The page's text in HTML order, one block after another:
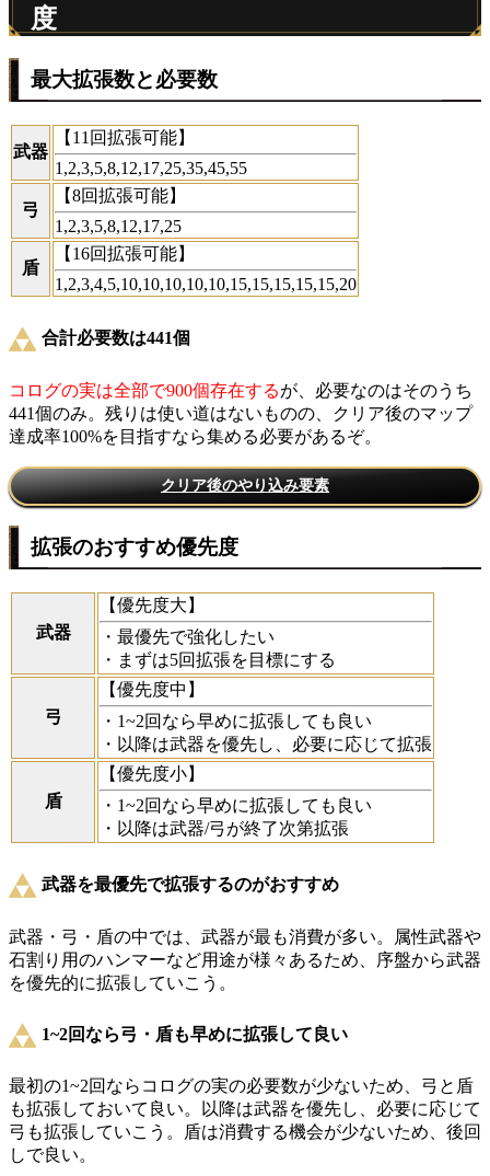
度
最大拡張数と必要数
武器
【11回拡張可能】
1,2,3,5,8,12,17,25,35,45,55
弓
【8回拡張可能】
1,2,3,5,8,12,17,25
盾
【16回拡張可能】
1,2,3,4,5,10,10,10,10,10,15,15,15,15,15,20
合計必要数は441個
コログの実は全部で900個存在するが、必要なのはそのうち
441個のみ。残りは使い道はないものの、クリア後のマップ
達成率100%を目指すなら集める必要があるぞ。
クリア後のやり込み要素
拡張のおすすめ優先度
武器
【優先度大】
・最優先で強化したい
・まずは5回拡張を目標にする
弓
【優先度中】
・1~2回なら早めに拡張しても良い
・以降は武器を優先し、必要に応じて拡張
盾
【優先度小】
・1~2回なら早めに拡張しても良い
・以降は武器/弓が終了次第拡張
武器を最優先で拡張するのがおすすめ
武器・弓・盾の中では、武器が最も消費が多い。属性武器や
石割り用のハンマーなど用途が様々あるため、序盤から武器
を優先的に拡張していこう。
1~2回なら弓・盾も早めに拡張して良い
最初の1~2回ならコログの実の必要数が少ないため、弓と盾
も拡張しておいて良い。以降は武器を優先し、必要に応じて
弓も拡張していこう。盾は消費する機会が少ないため、後回
しで良い。